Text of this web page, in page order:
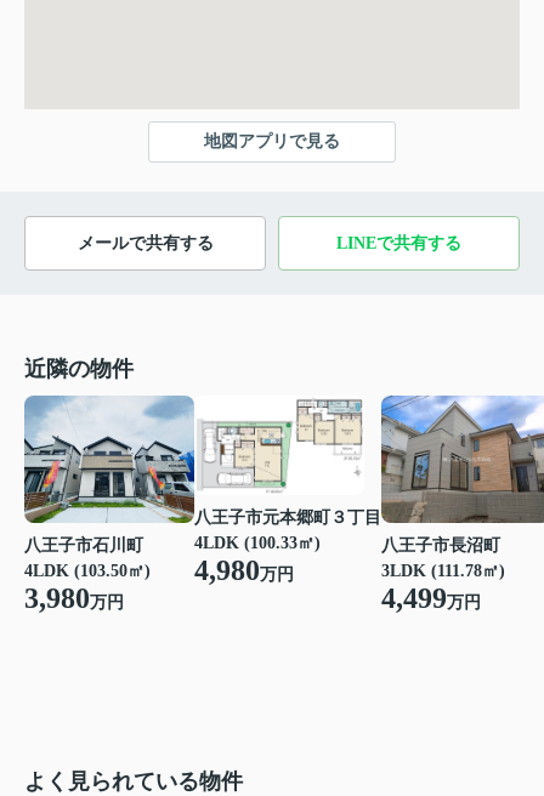
地図アプリで見る
メールで共有する LINEで共有する
近隣の物件
八王子市石川町
4LDK (103.50㎡)
3,980万円
八王子市元本郷町３丁目
4LDK (100.33㎡)
4,980万円
八王子市長沼町
3LDK (111.78㎡)
4,499万円
よく見られている物件